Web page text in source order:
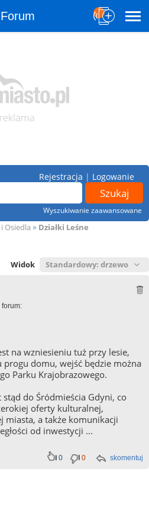
Forum
Wyszukiwanie zaawansowane
Rejestracja | Logowanie
Osiedla » Działki Leśne
Widok
forum:
na wzniesieniu tuż przy lesie,
progu domu, wejść będzie można
Parku Krajobrazowego.
stąd do Śródmieścia Gdyni, co
oferty kulturalnej,
miasta, a także komunikacji
od inwestycji ...
skomentuj
0 0